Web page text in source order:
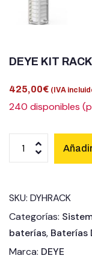
DEYE KIT
425,00€ (IVA
240 disponibles
SKU: DYHRACK
Categorías:
baterías, Baterías
Marca: DEYE